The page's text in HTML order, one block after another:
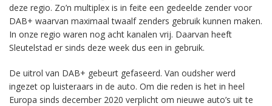
deze regio. Zo’n multiplex is in feite een gedeelde zender voor
DAB+ waarvan maximaal twaalf zenders gebruik kunnen maken.
In onze regio waren nog acht kanalen vrij. Daarvan heeft
Sleutelstad er sinds deze week dus een in gebruik.
De uitrol van DAB+ gebeurt gefaseerd. Van oudsher werd
ingezet op luisteraars in de auto. Om die reden is het in heel
Europa sinds december 2020 verplicht om nieuwe auto’s uit te